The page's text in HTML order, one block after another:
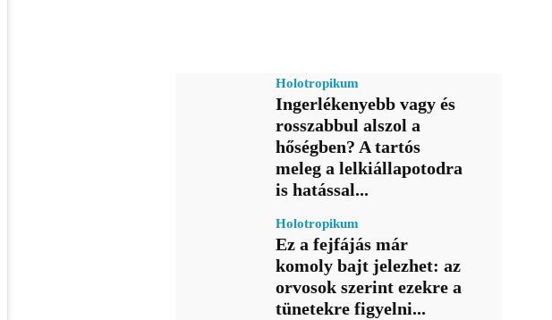
Holotropikum
Ingerlékenyebb vagy és
rosszabbul alszol a
hőségben? A tartós
meleg a lelkiállapotodra
is hatással...
Holotropikum
Ez a fejfájás már
komoly bajt jelezhet: az
orvosok szerint ezekre a
tünetekre figyelni...